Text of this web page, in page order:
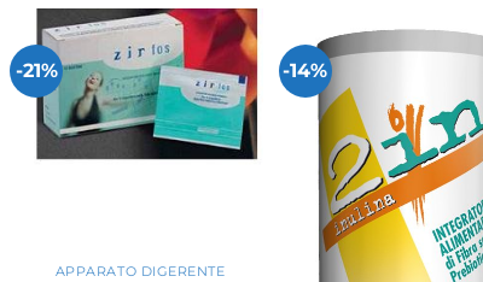
-21%
APPARATO DIGERENTE
-14%